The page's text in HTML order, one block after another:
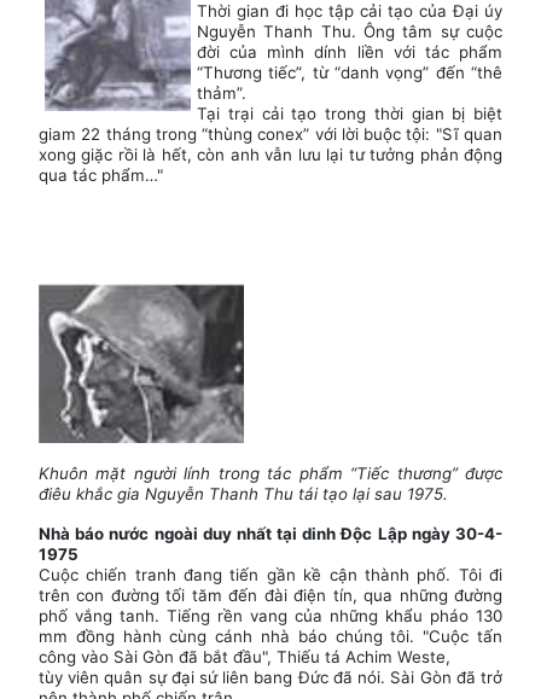
Thời gian đi học tập cải tạo của Đại úy
Nguyễn Thanh Thu. Ông tâm sự cuộc
đời của mình dính liền với tác phẩm
“Thương tiếc”, từ “danh vọng” đến “thê
thảm”.
Tại trại cải tạo trong thời gian bị biệt
giam 22 tháng trong “thùng conex” với lời buộc tội: "Sĩ quan
xong giặc rồi là hết, còn anh vẫn lưu lại tư tưởng phản động
qua tác phẩm…"
Khuôn mặt người lính trong tác phẩm “Tiếc thương” được
điêu khắc gia Nguyễn Thanh Thu tái tạo lại sau 1975.
Nhà báo nước ngoài duy nhấttại dinh Độc Lập ngày 30-4-
1975
Cuộc chiến tranh đang tiến gần kề cận thành phố. Tôi đi
trên con đường tối tăm đến đài điện tín, qua những đường
phố vắng tanh. Tiếng rền vang của những khẩu pháo 130
mm đồng hành cùng cánh nhà báo chúng tôi. "Cuộc tấn
công vào Sài Gòn đã bắt đầu", Thiếu tá Achim Weste,
tùy viên quân sự đại sứ liên bang Đức đã nói. Sài Gòn đã trở